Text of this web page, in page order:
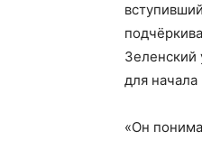
Зеленский
для
«Он